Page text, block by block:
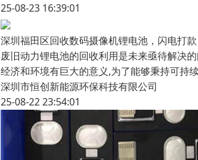
25-08-23 16:39:01
深圳福田区回收数码摄像机锂电池，闪电打款
废旧动力锂电池的回收利用是未来亟待解决
经济和环境有巨大的意义,为了能够秉持可持
深圳市恒创新能源环保科技有限公司
25-08-22 23:54:01